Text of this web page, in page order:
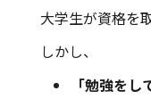
大学生が資格を
しかし、
「勉強をし